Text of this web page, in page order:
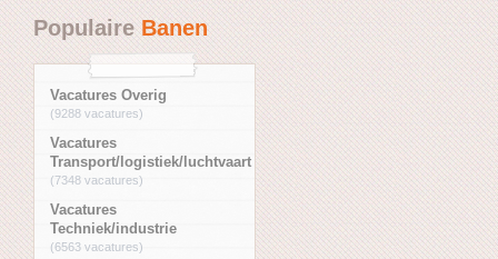
PopulaireBanen
Vacatures Overig
(9288 vacatures)
Vacatures
Transport/logistiek/luchtvaart
(7348 vacatures)
Vacatures
Techniek/industrie
(6563 vacatures)